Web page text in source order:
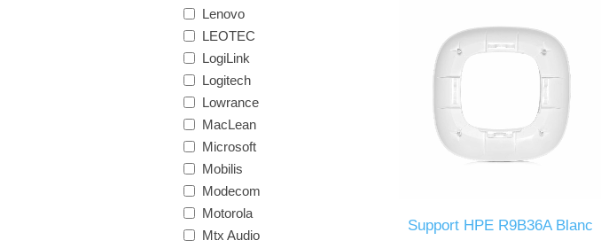
Lenovo
LEOTEC
LogiLink
Logitech
Lowrance
MacLean
Microsoft
Mobilis
Modecom
Motorola
Mtx Audio
Support HPE R9B36A Blanc